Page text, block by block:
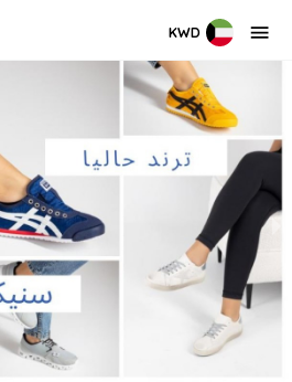
KWD